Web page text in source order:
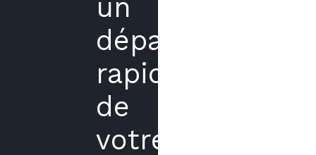
un
dépannage
rapide
de
votre